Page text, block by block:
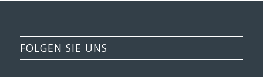
FOLGEN SIE UNS